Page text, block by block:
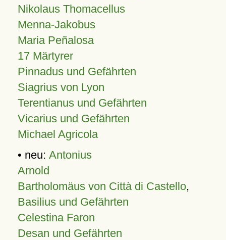
Nikolaus Thomacellus
Menna-Jakobus
Maria Peñalosa
17 Märtyrer
Pinnadus und Gefährten
Siagrius von Lyon
Terentianus und Gefährten
Vicarius und Gefährten
Michael Agricola
• neu: Antonius
Arnold
Bartholomäus von Città di Castello,
Basilius und Gefährten
Celestina Faron
Desan und Gefährten